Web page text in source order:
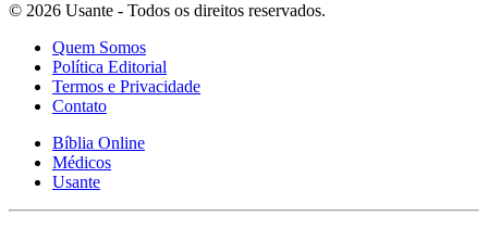
© 2026 Usante - Todos os direitos reservados.
Quem Somos
Política Editorial
Termos e Privacidade
Contato
Bíblia Online
Médicos
Usante